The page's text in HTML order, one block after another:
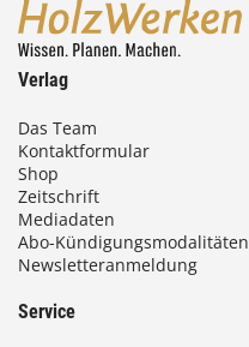
0
Verlag
Das Team
Kontaktformular
Shop
Zeitschrift
Mediadaten
Abo-Kündigungsmodalitäten
Newsletteranmeldung
Service